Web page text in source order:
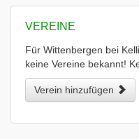
VEREINE
Für Wittenbergen bei
keine Vereine bekannt!
Verein hinzufügen